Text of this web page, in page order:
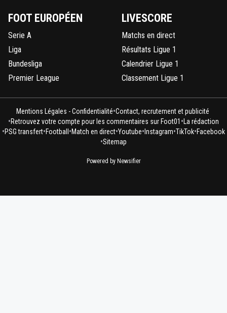
FOOT EUROPÉEN
Serie A
Liga
Bundesliga
Premier League
LIVESCORE
Matchs en direct
Résultats Ligue 1
Calendrier Ligue 1
Classement Ligue 1
Mentions Légales - Confidentialité•Contact, recrutement et publicité
•Retrouvez votre compte pour les commentaires sur Foot01 • La rédaction
•PSG transfert•Football •Match en direct•Youtube• Instagram•TikTok•Facebook
•Sitemap
Powered by Newsifier